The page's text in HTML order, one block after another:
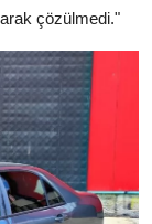
çözülmedi."